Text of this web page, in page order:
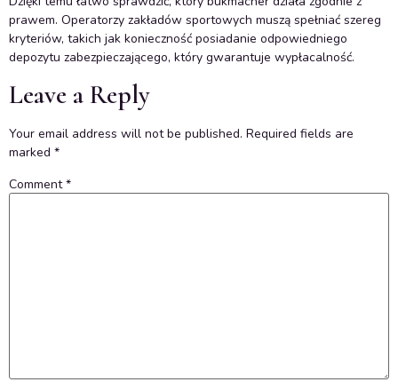
prawem. Operatorzy zakładów sportowych muszą spełniać szereg
kryteriów, takich jak konieczność posiadanie odpowiedniego
depozytu zabezpieczającego, który gwarantuje wypłacalność.
Leave a Reply
Your email address will not be published. Required fields are
marked *
Comment*